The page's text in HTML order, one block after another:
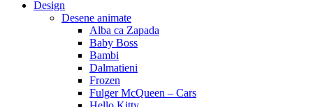
Design
Desene animate
Alba ca Zapada
Baby Boss
Bambi
Dalmatieni
Frozen
Fulger McQueen – Cars